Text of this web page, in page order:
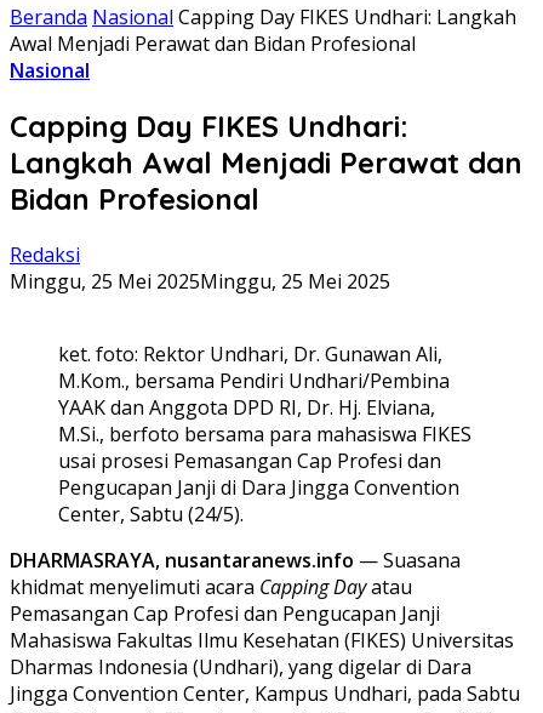
Beranda Nasional Capping Day FIKES Undhari: Langkah
Awal Menjadi Perawat dan Bidan Profesional
Nasional
Capping Day FIKES Undhari:
Langkah Awal Menjadi Perawat dan
Bidan Profesional
Redaksi
Minggu, 25 Mei 2025Minggu, 25 Mei 2025
ket. foto: Rektor Undhari, Dr. Gunawan Ali,
M.Kom., bersama Pendiri Undhari/Pembina
YAAK dan Anggota DPD RI, Dr. Hj. Elviana,
M.Si., berfoto bersama para mahasiswa FIKES
usai prosesi Pemasangan Cap Profesi dan
Pengucapan Janji di Dara Jingga Convention
Center, Sabtu (24/5).
DHARMASRAYA, nusantaranews.info — Suasana
khidmat menyelimuti acara Capping Dayatau
Pemasangan Cap Profesi dan Pengucapan Janji
Mahasiswa Fakultas Ilmu Kesehatan (FIKES) Universitas
Dharmas Indonesia (Undhari), yang digelar di Dara
Jingga Convention Center, Kampus Undhari, pada Sabtu